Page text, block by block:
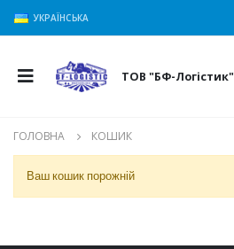
УКРАЇНСЬКА
ТОВ "БФ-Логістик"
ГОЛОВНА КОШИК
Ваш кошик порожній